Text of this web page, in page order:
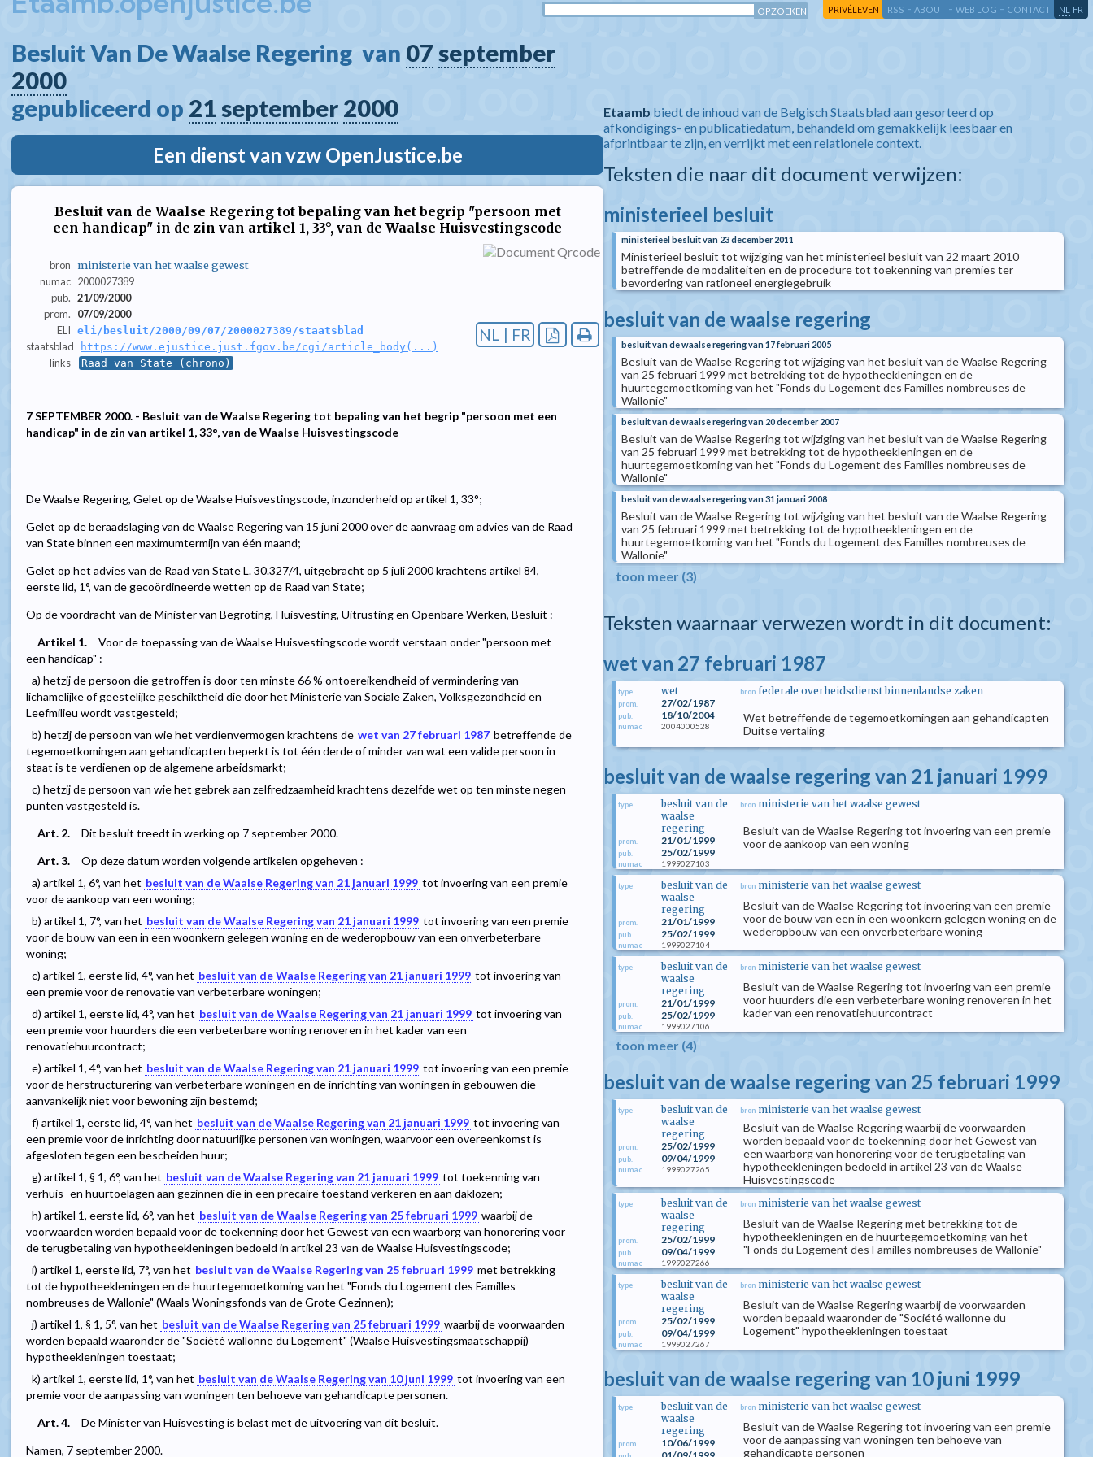
PRIVÉLEVEN RSS - ABOUT - WEB LOG - CONTACT NL FR
Besluit Van De Waalse Regering  van 07 september
2000
gepubliceerd op 21 september 2000
Een dienst van vzw OpenJustice.be
Besluit van de Waalse Regering tot bepaling van het begrip "persoon met
een handicap" in de zin van artikel 1, 33°, van de Waalse Huisvestingscode
bron ministerie van het waalse gewest
numac 2000027389
pub. 21/09/2000
prom.
07/09/2000
ELI eli/besluit/2000/09/07/2000027389/staatsblad
staatsblad https://www.ejustice.just.fgov.be/cgi/article_body(...)
links Raad van State (chrono)
NL | FR
7 SEPTEMBER 2000. - Besluit van de Waalse Regering tot bepaling van het begrip "persoon met een
handicap" in de zin van artikel 1, 33°, van de Waalse Huisvestingscode
De Waalse Regering, Gelet op de Waalse Huisvestingscode, inzonderheid op artikel 1, 33°;
Gelet op de beraadslaging van de Waalse Regering van 15 juni 2000 over de aanvraag om advies van de Raad
van State binnen een maximumtermijn van één maand;
Gelet op het advies van de Raad van State L. 30.327/4, uitgebracht op 5 juli 2000 krachtens artikel 84,
eerste lid, 1°, van de gecoördineerde wetten op de Raad van State;
Op de voordracht van de Minister van Begroting, Huisvesting, Uitrusting en Openbare Werken, Besluit :
Artikel 1.
Voor de toepassing van de Waalse Huisvestingscode wordt verstaan onder "persoon met
een handicap" :
a) hetzij de persoon die getroffen is door ten minste 66 % ontoereikendheid of vermindering van
lichamelijke of geestelijke geschiktheid die door het Ministerie van Sociale Zaken, Volksgezondheid en
Leefmilieu wordt vastgesteld;
b) hetzij de persoon van wie het verdienvermogen krachtens de wet van 27 februari 1987 betreffende de
tegemoetkomingen aan gehandicapten beperkt is tot één derde of minder van wat een valide persoon in
staat is te verdienen op de algemene arbeidsmarkt;
c) hetzij de persoon van wie het gebrek aan zelfredzaamheid krachtens dezelfde wet op ten minste negen
punten vastgesteld is.
Art. 2.
Dit besluit treedt in werking op 7 september 2000.
Art. 3.
Op deze datum worden volgende artikelen opgeheven :
a) artikel 1, 6°, van het besluit van de Waalse Regering van 21 januari 1999 tot invoering van een premie
voor de aankoop van een woning;
b) artikel 1, 7°, van het besluit van de Waalse Regering van 21 januari 1999 tot invoering van een premie
voor de bouw van een in een woonkern gelegen woning en de wederopbouw van een onverbeterbare
woning;
c) artikel 1, eerste lid, 4°, van het besluit van de Waalse Regering van 21 januari 1999 tot invoering van
een premie voor de renovatie van verbeterbare woningen;
d) artikel 1, eerste lid, 4°, van het besluit van de Waalse Regering van 21 januari 1999 tot invoering van
een premie voor huurders die een verbeterbare woning renoveren in het kader van een
renovatiehuurcontract;
e) artikel 1, 4°, van het besluit van de Waalse Regering van 21 januari 1999 tot invoering van een premie
voor de herstructurering van verbeterbare woningen en de inrichting van woningen in gebouwen die
aanvankelijk niet voor bewoning zijn bestemd;
f) artikel 1, eerste lid, 4°, van het besluit van de Waalse Regering van 21 januari 1999 tot invoering van
een premie voor de inrichting door natuurlijke personen van woningen, waarvoor een overeenkomst is
afgesloten tegen een bescheiden huur;
g) artikel 1, § 1, 6°, van het besluit van de Waalse Regering van 21 januari 1999 tot toekenning van
verhuis- en huurtoelagen aan gezinnen die in een precaire toestand verkeren en aan daklozen;
h) artikel 1, eerste lid, 6°, van het besluit van de Waalse Regering van 25 februari 1999 waarbij de
voorwaarden worden bepaald voor de toekenning door het Gewest van een waarborg van honorering voor
de terugbetaling van hypotheekleningen bedoeld in artikel 23 van de Waalse Huisvestingscode;
i) artikel 1, eerste lid, 7°, van het besluit van de Waalse Regering van 25 februari 1999 met betrekking
tot de hypotheekleningen en de huurtegemoetkoming van het "Fonds du Logement des Familles
nombreuses de Wallonie" (Waals Woningsfonds van de Grote Gezinnen);
j) artikel 1, § 1, 5°, van het besluit van de Waalse Regering van 25 februari 1999 waarbij de voorwaarden
worden bepaald waaronder de "Société wallonne du Logement" (Waalse Huisvestingsmaatschappij)
hypotheekleningen toestaat;
k) artikel 1, eerste lid, 1°, van het besluit van de Waalse Regering van 10 juni 1999 tot invoering van een
premie voor de aanpassing van woningen ten behoeve van gehandicapte personen.
Art. 4.
De Minister van Huisvesting is belast met de uitvoering van dit besluit.
Namen, 7 september 2000.
Etaamb biedt de inhoud van de Belgisch Staatsblad aan gesorteerd op
afkondigings- en publicatiedatum, behandeld om gemakkelijk leesbaar en
afprintbaar te zijn, en verrijkt met een relationele context.
Teksten die naar dit document verwijzen:
ministerieel besluit
ministerieel besluit van 23 december 2011
Ministerieel besluit tot wijziging van het ministerieel besluit van 22 maart 2010
betreffende de modaliteiten en de procedure tot toekenning van premies ter
bevordering van rationeel energiegebruik
besluit van de waalse regering
besluit van de waalse regering van 17 februari 2005
Besluit van de Waalse Regering tot wijziging van het besluit van de Waalse Regering
van 25 februari 1999 met betrekking tot de hypotheekleningen en de
huurtegemoetkoming van het "Fonds du Logement des Familles nombreuses de
Wallonie"
besluit van de waalse regering van 20 december 2007
Besluit van de Waalse Regering tot wijziging van het besluit van de Waalse Regering
van 25 februari 1999 met betrekking tot de hypotheekleningen en de
huurtegemoetkoming van het "Fonds du Logement des Familles nombreuses de
Wallonie"
besluit van de waalse regering van 31 januari 2008
Besluit van de Waalse Regering tot wijziging van het besluit van de Waalse Regering
van 25 februari 1999 met betrekking tot de hypotheekleningen en de
huurtegemoetkoming van het "Fonds du Logement des Familles nombreuses de
Wallonie"
toon meer (3)
Teksten waarnaar verwezen wordt in dit document:
wet van 27 februari 1987
type wet
prom. 27/02/1987
pub. 18/10/2004
numac 2004000528
bron federale overheidsdienst binnenlandse zaken
Wet betreffende de tegemoetkomingen aan gehandicapten
Duitse vertaling
besluit van de waalse regering van 21 januari 1999
type
besluit van de
waalse
regering
prom. 21/01/1999
pub. 25/02/1999
numac 1999027103
bron ministerie van het waalse gewest
Besluit van de Waalse Regering tot invoering van een premie
voor de aankoop van een woning
type
besluit van de
waalse
regering
prom. 21/01/1999
pub. 25/02/1999
numac 1999027104
bron ministerie van het waalse gewest
Besluit van de Waalse Regering tot invoering van een premie
voor de bouw van een in een woonkern gelegen woning en de
wederopbouw van een onverbeterbare woning
type
besluit van de
waalse
regering
prom. 21/01/1999
pub. 25/02/1999
numac 1999027106
bron ministerie van het waalse gewest
Besluit van de Waalse Regering tot invoering van een premie
voor huurders die een verbeterbare woning renoveren in het
kader van een renovatiehuurcontract
toon meer (4)
besluit van de waalse regering van 25 februari 1999
type
besluit van de
waalse
regering
prom. 25/02/1999
pub. 09/04/1999
numac 1999027265
bron ministerie van het waalse gewest
Besluit van de Waalse Regering waarbij de voorwaarden
worden bepaald voor de toekenning door het Gewest van
een waarborg van honorering voor de terugbetaling van
hypotheekleningen bedoeld in artikel 23 van de Waalse
Huisvestingscode
type
besluit van de
waalse
regering
prom. 25/02/1999
pub. 09/04/1999
numac 1999027266
bron ministerie van het waalse gewest
Besluit van de Waalse Regering met betrekking tot de
hypotheekleningen en de huurtegemoetkoming van het
"Fonds du Logement des Familles nombreuses de Wallonie"
type
besluit van de
waalse
regering
prom. 25/02/1999
pub. 09/04/1999
numac 1999027267
bron ministerie van het waalse gewest
Besluit van de Waalse Regering waarbij de voorwaarden
worden bepaald waaronder de "Société wallonne du
Logement" hypotheekleningen toestaat
besluit van de waalse regering van 10 juni 1999
type
besluit van de
waalse
regering
prom. 10/06/1999
bron ministerie van het waalse gewest
Besluit van de Waalse Regering tot invoering van een premie
voor de aanpassing van woningen ten behoeve van
gehandicapte personen